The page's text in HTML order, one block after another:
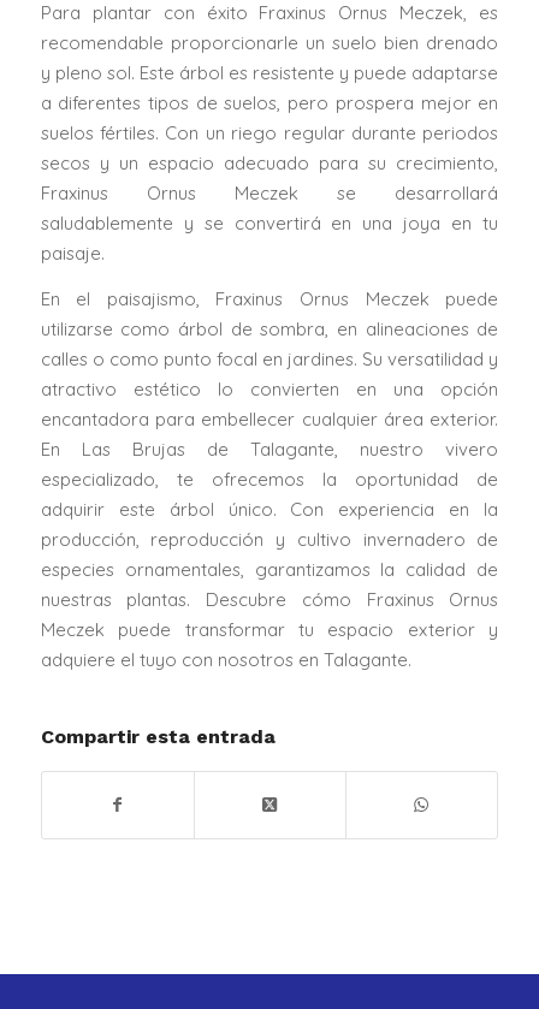
Para plantar con éxito Fraxinus Ornus Meczek, es
recomendable proporcionarle un suelo bien drenado
y pleno sol. Este árbol es resistente y puede adaptarse
a diferentes tipos de suelos, pero prospera mejor en
suelos fértiles. Con un riego regular durante periodos
secos y un espacio adecuado para su crecimiento,
Fraxinus Ornus Meczek se desarrollará
saludablemente y se convertirá en una joya en tu
paisaje.
En el paisajismo, Fraxinus Ornus Meczek puede
utilizarse como árbol de sombra, en alineaciones de
calles o como punto focal en jardines. Su versatilidad y
atractivo estético lo convierten en una opción
encantadora para embellecer cualquier área exterior.
En Las Brujas de Talagante, nuestro vivero
especializado, te ofrecemos la oportunidad de
adquirir este árbol único. Con experiencia en la
producción, reproducción y cultivo invernadero de
especies ornamentales, garantizamos la calidad de
nuestras plantas. Descubre cómo Fraxinus Ornus
Meczek puede transformar tu espacio exterior y
adquiere el tuyo con nosotros en Talagante.
Compartir esta entrada